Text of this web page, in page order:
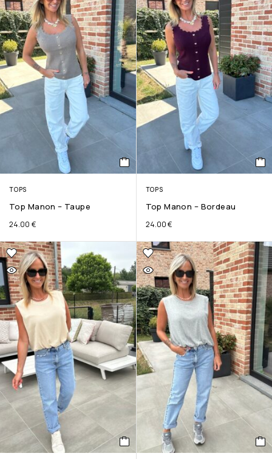
TOPS
Top Manon – Taupe
24.00 €
TOPS
Top Manon – Bordeau
24.00€